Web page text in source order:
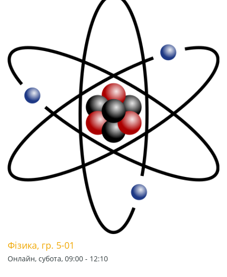
Фізика, гр. 5-01
Онлайн, субота, 09:00 - 12:10